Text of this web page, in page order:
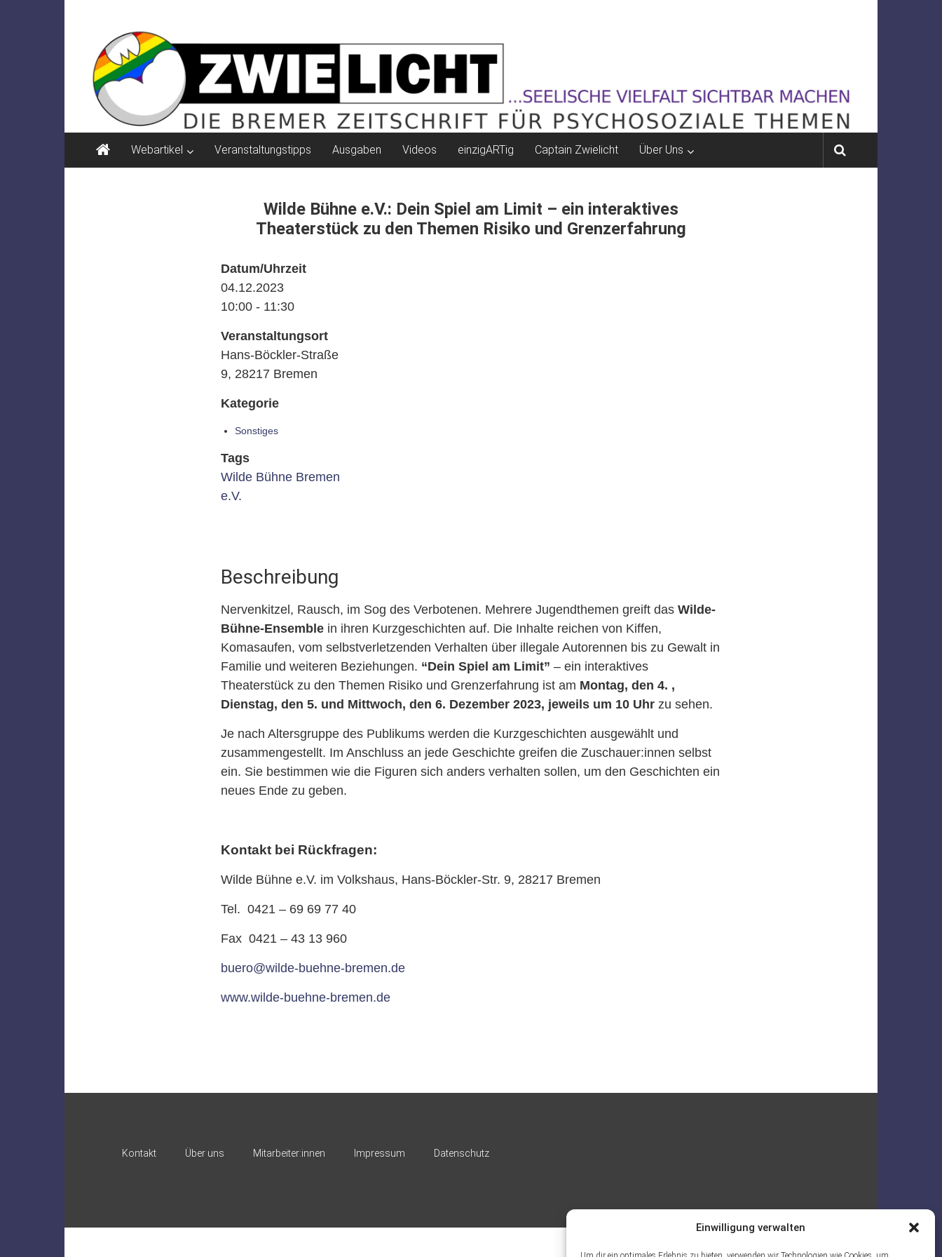
Einwilligung verwalten
ZWIELICHT
BREMEN
DIE
BREMER
ZEITSCHRIFT
FÜR
PSYCHOSOZIALE
Webartikel Veranstaltungstipps Ausgaben Videos einzigARTig Captain Zwielicht Über Uns
Wilde Bühne e.V.: Dein Spiel am Limit – ein interaktives
Theaterstück zu den Themen Risiko und Grenzerfahrung
Datum/Uhrzeit
04.12.2023
10:00 - 11:30
Veranstaltungsort
Hans-Böckler-Straße
9, 28217 Bremen
Kategorie
Sonstiges
Tags
Wilde Bühne Bremen
e.V.
Beschreibung
Nervenkitzel, Rausch, im Sog des Verbotenen. Mehrere Jugendthemen greift das Wilde-
Bühne-Ensemblein ihren Kurzgeschichten auf. Die Inhalte reichen von Kiffen,
Komasaufen, vom selbstverletzenden Verhalten über illegale Autorennen bis zu Gewalt in
Familie und weiteren Beziehungen. “Dein Spiel am Limit” – ein interaktives
Theaterstück zu den Themen Risiko und Grenzerfahrung ist am Montag, den 4. ,
Dienstag, den 5. und Mittwoch, den 6. Dezember 2023, jeweils um 10 Uhrzu sehen.
Je nach Altersgruppe des Publikums werden die Kurzgeschichten ausgewählt und
zusammengestellt. Im Anschluss an jede Geschichte greifen die Zuschauer:innen selbst
ein. Sie bestimmen wie die Figuren sich anders verhalten sollen, um den Geschichten ein
neues Ende zu geben.
Kontakt bei Rückfragen:
Wilde Bühne e.V. im Volkshaus, Hans-Böckler-Str. 9, 28217 Bremen
Tel. 0421 – 69 69 77 40
Fax 0421 – 43 13 960
buero@wilde-buehne-bremen.de
www.wilde-buehne-bremen.de
Kontakt Über uns Mitarbeiter:innen Impressum Datenschutz